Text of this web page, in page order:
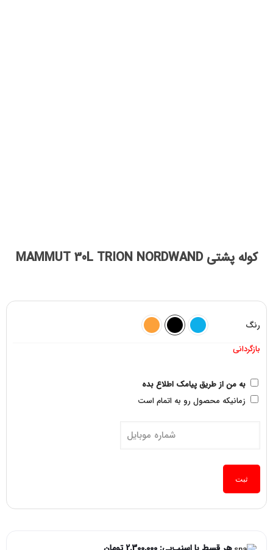
کوله پشتی MAMMUT 30L TRION NORDWAND
رنگ
بازگردانی
به من از طریق پیامک اطلاع بده
زمانیکه محصول رو به اتمام است
ثبت